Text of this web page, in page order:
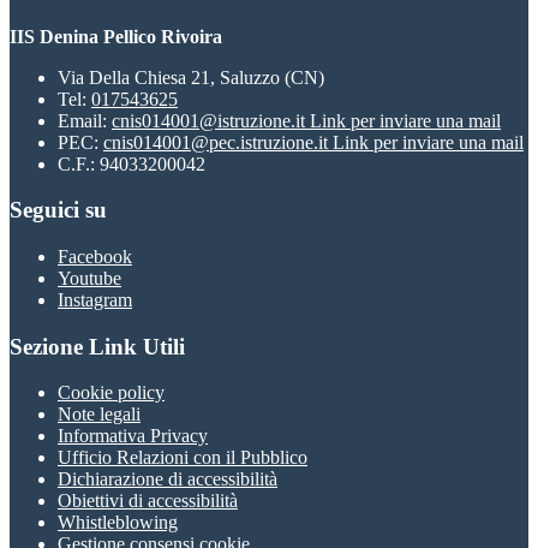
IIS Denina Pellico Rivoira
Via Della Chiesa 21, Saluzzo (CN)
Tel: 017543625
Email: cnis014001@istruzione.it Link per inviare una mail
PEC: cnis014001@pec.istruzione.it Link per inviare una mail
C.F.: 94033200042
Seguici su
Facebook
Youtube
Instagram
Sezione Link Utili
Cookie policy
Note legali
Informativa Privacy
Ufficio Relazioni con il Pubblico
Dichiarazione di accessibilità
Obiettivi di accessibilità
Whistleblowing